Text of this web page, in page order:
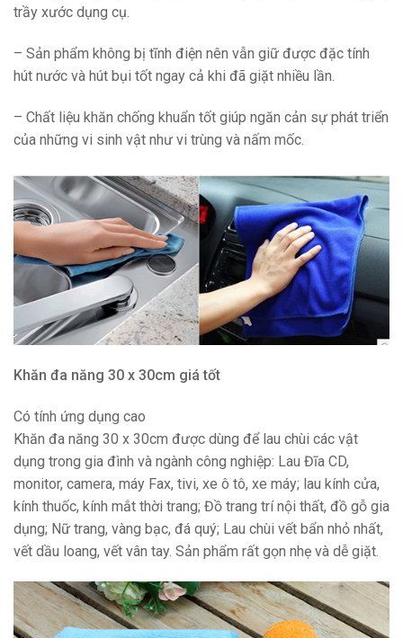
trầy xước dụng cụ.
– Sản phẩm không bị tĩnh điện nên vẫn giữ được đặc tính
hút nước và hút bụi tốt ngay cả khi đã giặt nhiều lần.
– Chất liệu khăn chống khuẩn tốt giúp ngăn cản sự phát triển
của những vi sinh vật như vi trùng và nấm mốc.
Khăn đa năng 30 x 30cm giá tốt
Có tính ứng dụng cao
Khăn đa năng 30 x 30cm được dùng để lau chùi các vật
dụng trong gia đình và ngành công nghiệp: Lau Đĩa CD,
monitor, camera, máy Fax, tivi, xe ô tô, xe máy; lau kính cửa,
kính thuốc, kính mắt thời trang; Đồ trang trí nội thất, đồ gỗ gia
dụng; Nữ trang, vàng bạc, đá quý; Lau chùi vết bẩn nhỏ nhất,
vết dầu loang, vết vân tay. Sản phẩm rất gọn nhẹ và dễ giặt.